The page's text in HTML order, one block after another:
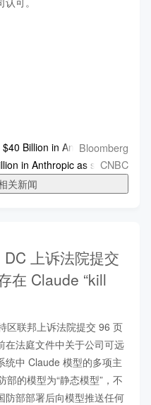
Billion in AnthropicBloomberg
in Anthropic as search giant
CNBC
关新闻
上诉法院提交
在 Claude “kill
区联邦上诉法院提交 96 页
在法庭文件中关于公司可远
统中 Claude 模型的多项主
的模型为“静态模型”，不
防部部署后向模型推送任何